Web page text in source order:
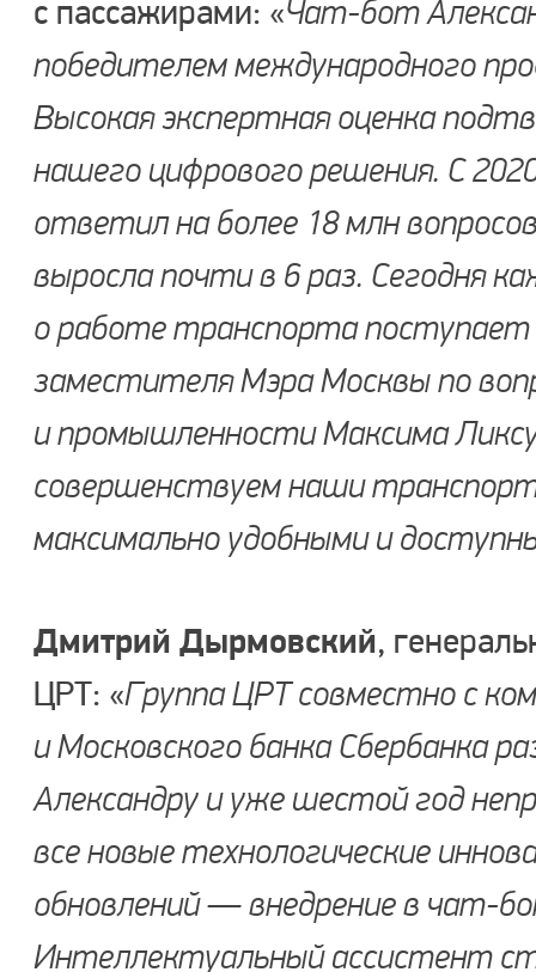
с пассажирами: «Чат-бот
победителем международного
Высокая экспертная оценка
нашего цифрового решения. С
ответил на более 18 млн
выросла почти в 6 раз. Сегодня
о работе транспорта
заместителя Мэра Москвы по
и промышленности Максима
совершенствуем наши
максимально удобными и
Дмитрий Дырмовский,
ЦРТ: «Группа ЦРТ совместно с
и Московского банка Сбербанка
Александру и уже шестой год
все новые технологические
обновлений — внедрение в чат-
Интеллектуальный ассистент